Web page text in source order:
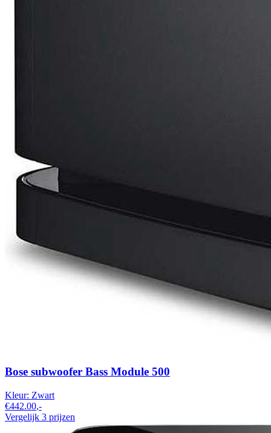
Bose subwoofer Bass Module 500
Kleur: Zwart
€442.00,-
Vergelijk 3 prijzen